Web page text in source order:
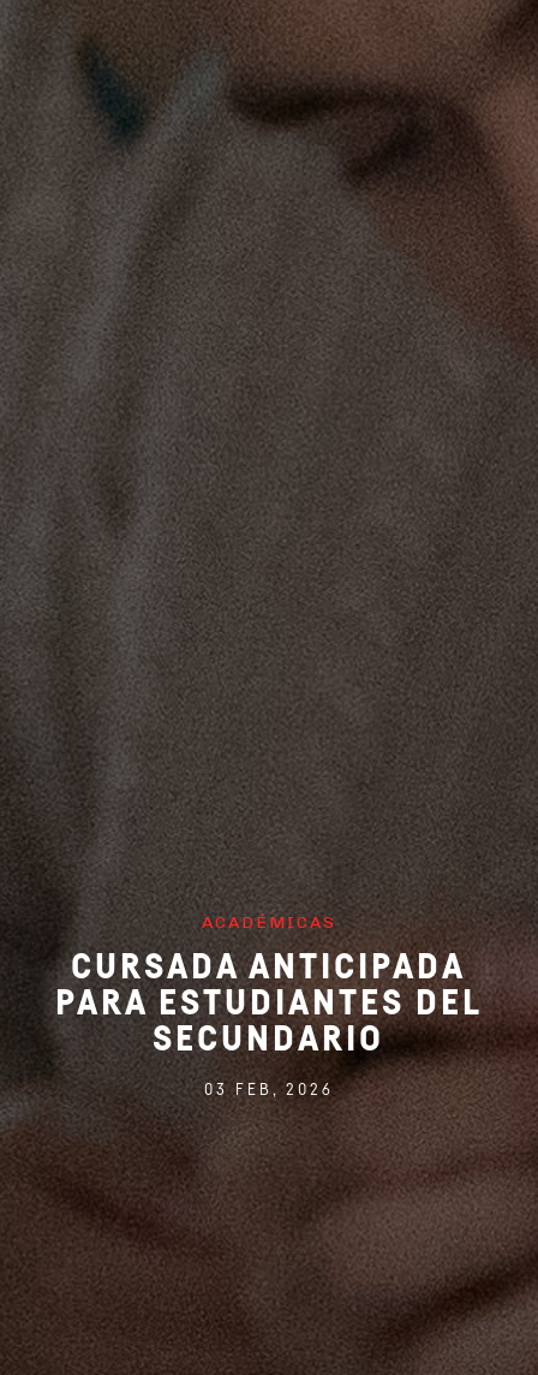
ACADÉMICAS
CURSADA ANTICIPADA
PARA ESTUDIANTES DEL
SECUNDARIO
03 FEB, 2026